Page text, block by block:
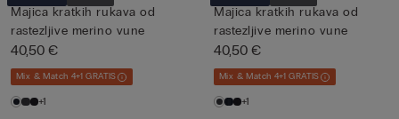
Majica kratkih rukava od
rastezljive merino vune
40,50 €
Mix & Match 4+1 GRATIS
+1
Majica kratkih rukava od
rastezljive merino vune
40,50 €
Mix & Match 4+1 GRATIS
+1